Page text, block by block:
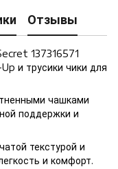
Отзывы
137316571
и трусики чики для
чашками
поддержки и
​​текстурой и
и комфорт.